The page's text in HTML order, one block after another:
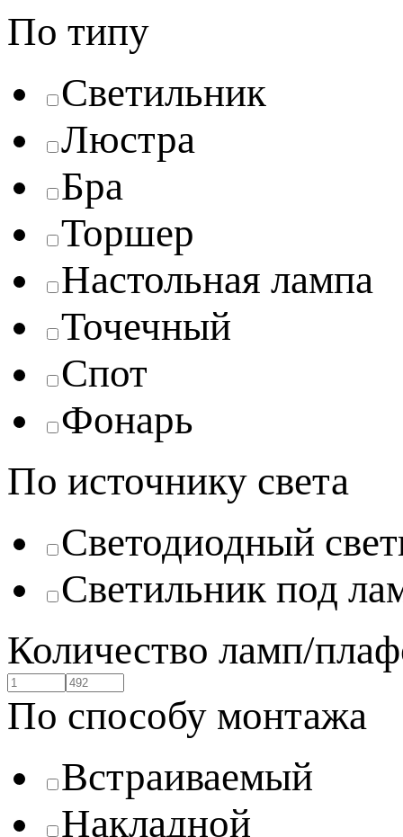
По типу
Светильник
Люстра
Бра
Торшер
Настольная лампа
Точечный
Спот
Фонарь
По источнику света
Светодиодный
Светильник под
Количество ламп/
По способу монтажа
Встраиваемый
Накладной